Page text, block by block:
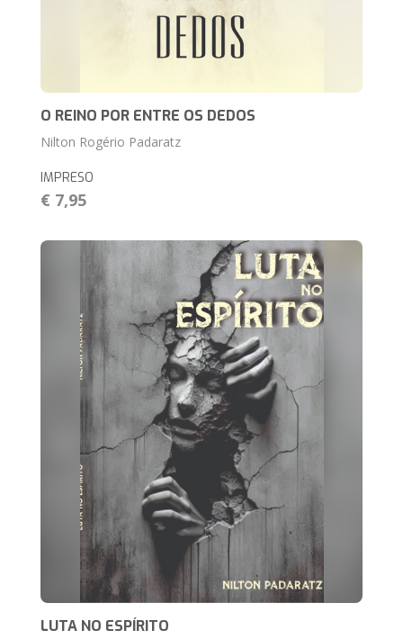
O REINO POR ENTRE OS DEDOS
Nilton Rogério Padaratz
IMPRESO
€ 7,95
LUTA NO ESPÍRITO